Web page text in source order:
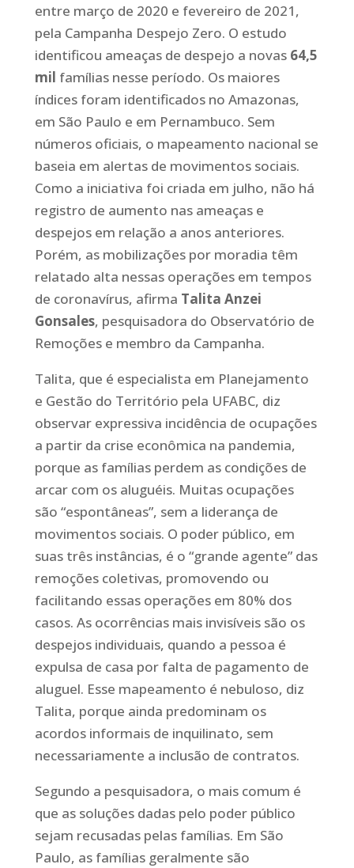
entre março de 2020 e fevereiro de 2021,
pela Campanha Despejo Zero. O estudo
identificou ameaças de despejo a novas 64,5
mil famílias nesse período. Os maiores
índices foram identificados no Amazonas,
em São Paulo e em Pernambuco. Sem
números oficiais, o mapeamento nacional se
baseia em alertas de movimentos sociais.
Como a iniciativa foi criada em julho, não há
registro de aumento nas ameaças e
despejos em relação a anos anteriores.
Porém, as mobilizações por moradia têm
relatado alta nessas operações em tempos
de coronavírus, afirma Talita Anzei
Gonsales, pesquisadora do Observatório de
Remoções e membro da Campanha.
Talita, que é especialista em Planejamento
e Gestão do Território pela UFABC, diz
observar expressiva incidência de ocupações
a partir da crise econômica na pandemia,
porque as famílias perdem as condições de
arcar com os aluguéis. Muitas ocupações
são “espontâneas”, sem a liderança de
movimentos sociais. O poder público, em
suas três instâncias, é o “grande agente” das
remoções coletivas, promovendo ou
facilitando essas operações em 80% dos
casos. As ocorrências mais invisíveis são os
despejos individuais, quando a pessoa é
expulsa de casa por falta de pagamento de
aluguel. Esse mapeamento é nebuloso, diz
Talita, porque ainda predominam os
acordos informais de inquilinato, sem
necessariamente a inclusão de contratos.
Segundo a pesquisadora, o mais comum é
que as soluções dadas pelo poder público
sejam recusadas pelas famílias. Em São
Paulo, as famílias geralmente são